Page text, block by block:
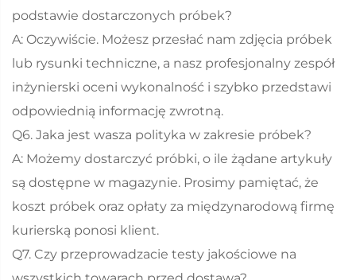
podstawie dostarczonych próbek?
A: Oczywiście. Możesz przesłać nam zdjęcia próbek
lub rysunki techniczne, a nasz profesjonalny zespół
inżynierski oceni wykonalność i szybko przedstawi
odpowiednią informację zwrotną.
Q6. Jaka jest wasza polityka w zakresie próbek?
A: Możemy dostarczyć próbki, o ile żądane artykuły
są dostępne w magazynie. Prosimy pamiętać, że
koszt próbek oraz opłaty za międzynarodową firmę
kurierską ponosi klient.
Q7. Czy przeprowadzacie testy jakościowe na